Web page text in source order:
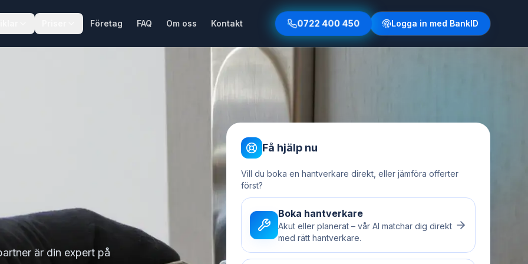
Företag FAQ Om oss Kontakt 0722 400 450 Logga in med BankID
är din expert på
Få hjälp nu
Vill du boka en hantverkare direkt, eller jämföra offerter
först?
Boka hantverkare
Akut eller planerat – vår AI matchar dig direkt
med rätt hantverkare.